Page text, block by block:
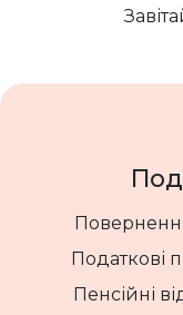
Податкові
Пенсійні